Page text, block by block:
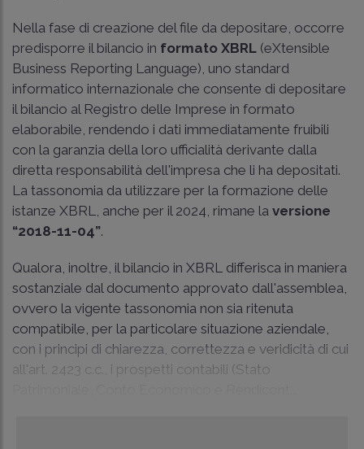
Nella fase di creazione del file da depositare, occorre
predisporre il bilancio in formato XBRL (eXtensible
Business Reporting Language), uno standard
informatico internazionale che consente di depositare
il bilancio al Registro delle Imprese in formato
elaborabile, rendendo i dati immediatamente fruibili
con la garanzia della loro ufficialità derivante dalla
diretta responsabilità dell'impresa che li ha depositati.
La tassonomia da utilizzare per la formazione delle
istanze XBRL, anche per il 2024, rimane la versione
“2018-11-04”.
Qualora, inoltre, il bilancio in XBRL differisca in maniera
sostanziale dal documento approvato dall'assemblea,
ovvero la vigente tassonomia non sia ritenuta
compatibile, per la particolare situazione aziendale,
con i principi di chiarezza, correttezza e veridicità di cui
all'art. 2423 c.c., i prospetti contabili (Stato